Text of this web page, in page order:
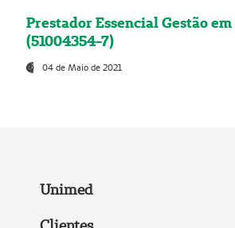
Prestador Essencial Gestão
(51004354-7)
04 de Maio de 2021
Unimed